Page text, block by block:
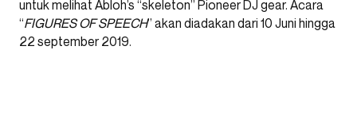
untuk melihat Abloh’s “skeleton” Pioneer DJ gear. Acara
“FIGURES OF SPEECH” akan diadakan dari 10 Juni hingga
22 september 2019.